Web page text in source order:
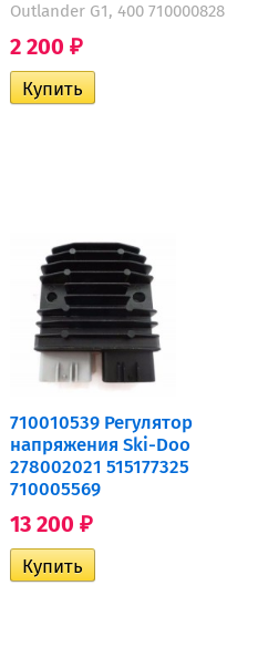
Outlander G1, 400 710000828
2 200 ₽
710010539 Регулятор
напряжения Ski-Doo
278002021 515177325
710005569
13 200 ₽